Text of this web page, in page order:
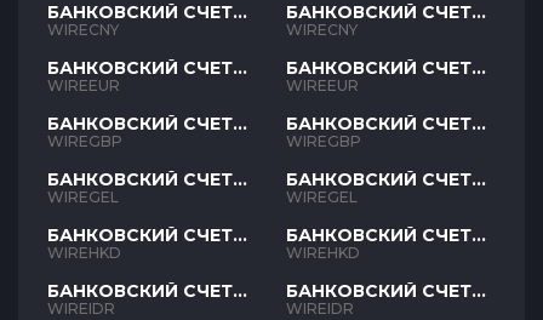
БАНКОВСКИЙ СЧЕТ
CNY
WIRECNY
БАНКОВСКИЙ СЧЕТ
EUR
WIREEUR
БАНКОВСКИЙ СЧЕТ
GBP
WIREGBP
БАНКОВСКИЙ СЧЕТ
GEL
WIREGEL
БАНКОВСКИЙ СЧЕТ
HKD
WIREHKD
БАНКОВСКИЙ СЧЕТ
IDR
WIREIDR
БАНКОВСКИЙ СЧЕТ
CNY
WIRECNY
БАНКОВСКИЙ СЧЕТ
EUR
WIREEUR
БАНКОВСКИЙ СЧЕТ
GBP
WIREGBP
БАНКОВСКИЙ СЧЕТ
GEL
WIREGEL
БАНКОВСКИЙ СЧЕТ
HKD
WIREHKD
БАНКОВСКИЙ СЧЕТ
IDR
WIREIDR